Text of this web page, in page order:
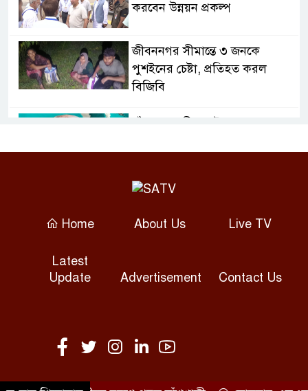
করবেন উন্নয়ন প্রকল্প
জীবননগর সীমান্তে ৩ জনকে
পুশইনের চেষ্টা, প্রতিহত করল
বিজিবি
বগুড়ায় দুই ট্রাকের সংঘর্ষে নিহত ২,
লাশের ৯ প্যাকেট উদ্ধার
Home About Us Live TV
Latest
Update
Advertisement Contact Us